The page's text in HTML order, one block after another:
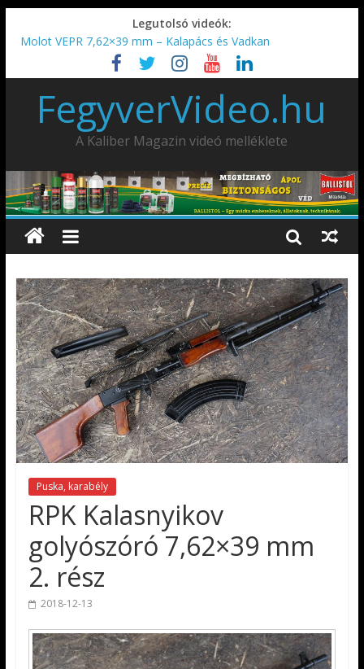
Legutolsó videók:
Molot VEPR 7,62×39 mm – Kalapács és Vadkan
IDÉN IS INDUL: Fegyvertervező- és gyártó szakmérnöki,
illetve szakspecialista képzés!!!
IWA2026 – Puskák 1. rész
Ardesa Patriot “FAPADOS” .45 elöltöltő perkussziós pisztoly
AMD-65 oktató METSZET
FegyverVideo.hu
A Kaliber Magazin videó melléklete
Puska, karabély
RPK Kalasnyikov
golyószóró 7,62×39 mm
2. rész
2018-12-13